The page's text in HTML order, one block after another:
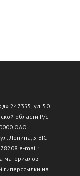
247355, ул. 50
области Р/с
ОАО
Ленина, 5 BIC
e-mail:
материалов
гиперссылки на